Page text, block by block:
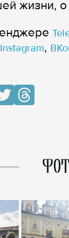
жизни,
Instagram,